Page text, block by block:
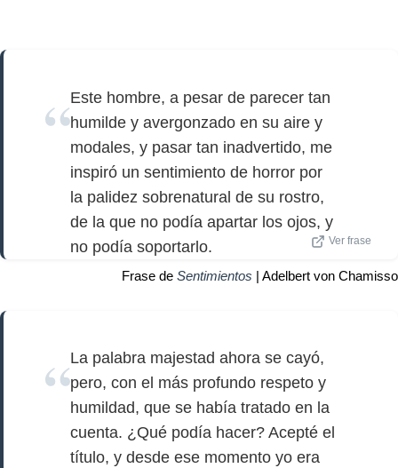
Este hombre, a pesar de parecer tan
humilde y avergonzado en su aire y
modales, y pasar tan inadvertido, me
inspiró un sentimiento de horror por
la palidez sobrenatural de su rostro,
de la que no podía apartar los ojos, y
no podía soportarlo.
Ver frase
Frase de Sentimientos | Adelbert von Chamisso
La palabra majestad ahora se cayó,
pero, con el más profundo respeto y
humildad, que se había tratado en la
cuenta. ¿Qué podía hacer? Acepté el
título, y desde ese momento yo era